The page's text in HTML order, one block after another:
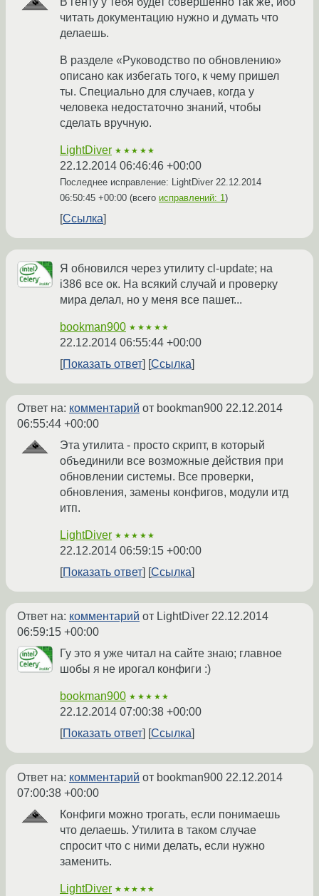
читать документацию нужно и думать что
делаешь.
В разделе «Руководство по обновлению»
описано как избегать того, к чему пришел
ты. Специально для случаев, когда у
человека недостаточно знаний, чтобы
сделать вручную.
LightDiver ★★★★★
22.12.2014 06:46:46 +00:00
Последнее исправление: LightDiver 22.12.2014
06:50:45 +00:00 (всего исправлений: 1)
Ссылка
Я обновился через утилиту cl-update; на
i386 все ок. На всякий случай и проверку
мира делал, но у меня все пашет...
bookman900 ★★★★★
22.12.2014 06:55:44 +00:00
Показать ответ
Ссылка
Ответ на: комментарий от bookman900 22.12.2014
06:55:44 +00:00
Эта утилита - просто скрипт, в который
объединили все возможные действия при
обновлении системы. Все проверки,
обновления, замены конфигов, модули итд
итп.
LightDiver ★★★★★
22.12.2014 06:59:15 +00:00
Показать ответ
Ссылка
Ответ на: комментарий от LightDiver 22.12.2014
06:59:15 +00:00
Гу это я уже читал на сайте знаю; главное
шобы я не ирогал конфиги :)
bookman900 ★★★★★
22.12.2014 07:00:38 +00:00
Показать ответ
Ссылка
Ответ на: комментарий от bookman900 22.12.2014
07:00:38 +00:00
Конфиги можно трогать, если понимаешь
что делаешь. Утилита в таком случае
спросит что с ними делать, если нужно
заменить.
LightDiver ★★★★★